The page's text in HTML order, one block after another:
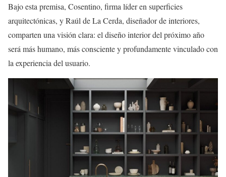
Bajo esta premisa, Cosentino, firma líder en superficies
arquitectónicas, y Raúl de La Cerda, diseñador de interiores,
comparten una visión clara: el diseño interior del próximo año
será más humano, más consciente y profundamente vinculado con
la experiencia del usuario.